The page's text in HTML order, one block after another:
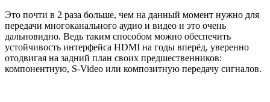
Это почти в 2 раза больше, чем на данный момент нужно для
передачи многоканального аудио и видео и это очень
дальновидно. Ведь таким способом можно обеспечить
устойчивость интерфейса HDMI на годы вперёд, уверенно
отодвигая на задний план своих предшественников:
компонентную, S-Video или композитную передачу сигналов.